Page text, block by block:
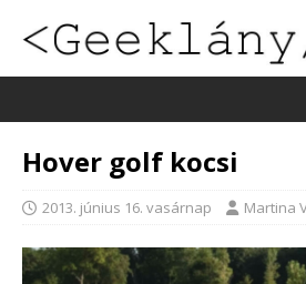
Hover golf kocsi
2013. június 16. vasárnap Martina